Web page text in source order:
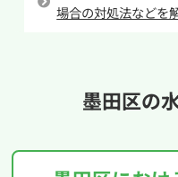
場合の対処法などを
墨田区の